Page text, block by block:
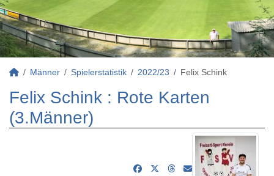
Männer Spielerstatistik 2022/23 Felix Schink
Felix Schink : Rote Karten
(3.Männer)